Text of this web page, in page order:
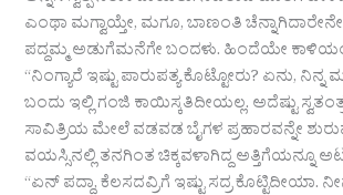
ಎಂಥಾ ಮಗ್ವಾಯ್ತೇ, ಮಗೂ, ಬಾಣಂತಿ
ಪದ್ದಮ್ಮ ಅಡುಗೆಮನೆಗೇ ಬಂದಳು. ಹಿಂದೆಯೇ
“ನಿಂಗ್ಯಾರೆ ಇಷ್ಟು ಪಾರುಪತ್ಯ ಕೊಟ್ಟೋರು? ಏನು,
ಬಂದು ಇಲ್ಲಿ ಗಂಜಿ ಕಾಯಿಸ್ಕತಿದೀಯಲ್ಲ. ಅದೆಷ್ಟು
ಸಾವಿತ್ರಿಯ ಮೇಲೆ ವಡವಡ ಬೈಗಳ ಪ್ರಹಾರವನ್ನೇ
ವಯಸ್ಸಿನಲ್ಲಿ ತನಗಿಂತ ಚಿಕ್ಕವಳಾಗಿದ್ದ ಅತ್ತಿಗೆಯನ್ನೂ
“ಏನ್ ಪದ್ದಾ, ಕೆಲಸದವ್ರಿಗೆ ಇಷ್ಟು ಸದ್ರ ಕೊಟ್ಟಿದೀಯಾ.